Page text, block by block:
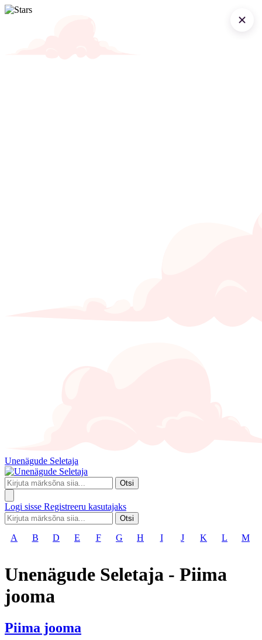
Unenägude Seletaja
Otsi
Logi sisse Registreeru kasutajaks
Otsi
A B D E F G H I J K L M
Unenägude Seletaja - Piima
jooma
Piima jooma